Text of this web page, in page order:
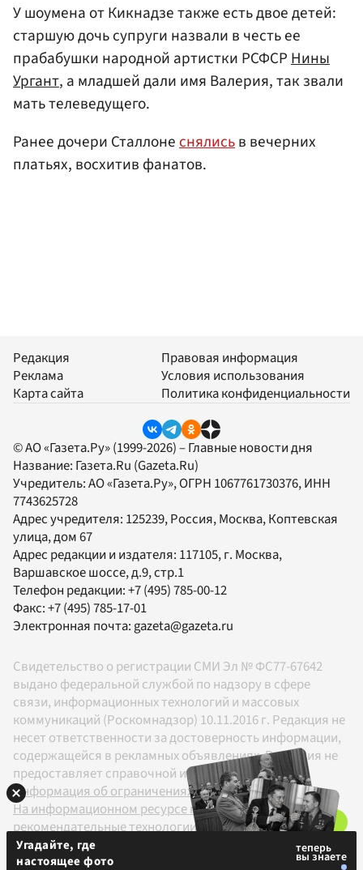
У шоумена от Кикнадзе также есть двое детей:
старшую дочь супруги назвали в честь ее
прабабушки народной артистки РСФСРНины
Ургант, а младшей дали имя Валерия, так звали
мать телеведущего.
Ранее дочери Сталлонеснялисьв вечерних
платьях, восхитив фанатов.
Редакция
Реклама
Карта сайта
Правовая информация
Условия использования
Политика конфиденциальности
© АО «Газета.Ру» (1999-2026) – Главные новости дня
Название: Газета.Ru (Gazeta.Ru)
Учредитель:АО «Газета.Ру», ОГРН 1067761730376, ИНН
7743625728
Адрес учредителя: 125239, Россия, Москва, Коптевская
улица, дом 67
Адрес редакции и издателя: 117105, г. Москва,
Варшавское шоссе, д.9, стр.1
Телефон редакции:+7 (495) 785-00-12
Факс:+7 (495) 785-17-01
Электронная почта: gazeta@gazeta.ru
Свидетельство о регистрации СМИ Эл № ФС77-67642
выдано федеральной службой по надзору в сфере
связи, информационных технологий и массовых
коммуникаций (Роскомнадзор) 10.11.2016 г. Редакция не
несет ответственности за достоверность информации,
содержащейся в рекламных объявлениях. Редакция не
предоставляет справочной информации.
Информация об ограничениях
На информационном ресурсе применяются
рекомендательные технологии в соответствии с
Правилами
Угадайте, где
настоящее фото